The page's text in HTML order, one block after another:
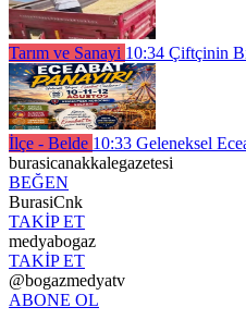
Tarım ve Sanayi 10:34 Çiftçinin
İlçe - Belde 10:33 Geleneksel
burasicanakkalegazetesi
BEĞEN
BurasiCnk
TAKİP ET
medyabogaz
TAKİP ET
@bogazmedyatv
ABONE OL